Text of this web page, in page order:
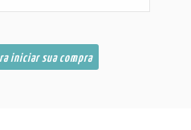
iniciar sua compra